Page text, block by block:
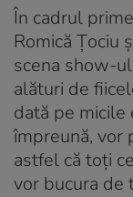
În cadrul
Romică Țociu
scena show-
alături de
dată pe micile
împreună, vor
astfel că toți
vor bucura de